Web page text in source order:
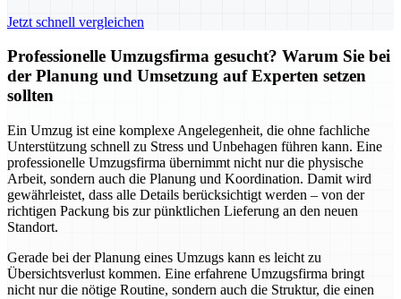
Jetzt schnell vergleichen
Professionelle Umzugsfirma gesucht? Warum Sie bei
der Planung und Umsetzung auf Experten setzen
sollten
Ein Umzug ist eine komplexe Angelegenheit, die ohne fachliche
Unterstützung schnell zu Stress und Unbehagen führen kann. Eine
professionelle Umzugsfirma übernimmt nicht nur die physische
Arbeit, sondern auch die Planung und Koordination. Damit wird
gewährleistet, dass alle Details berücksichtigt werden – von der
richtigen Packung bis zur pünktlichen Lieferung an den neuen
Standort.
Gerade bei der Planung eines Umzugs kann es leicht zu
Übersichtsverlust kommen. Eine erfahrene Umzugsfirma bringt
nicht nur die nötige Routine, sondern auch die Struktur, die einen